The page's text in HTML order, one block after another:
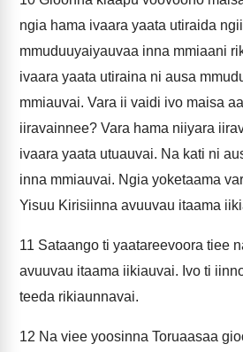
ngia hama ivaara yaata utiraida
mmuduuyaiyauvaa inna mmiaani
ivaara yaata utiraina ni ausa
mmiauvai. Vara ii vaidi ivo maisa
iiravainnee? Vara hama niiyara
ivaara yaata utuauvai. Na kati ni
inna mmiauvai. Ngia yoketaama
Yisuu Kirisiinna avuuvau itaama
11 Sataango ti yaatareevoora tiee
avuuvau itaama iikiauvai. Ivo ti
teeda rikiaunnavai.
12 Na viee yoosinna Toruaasaa